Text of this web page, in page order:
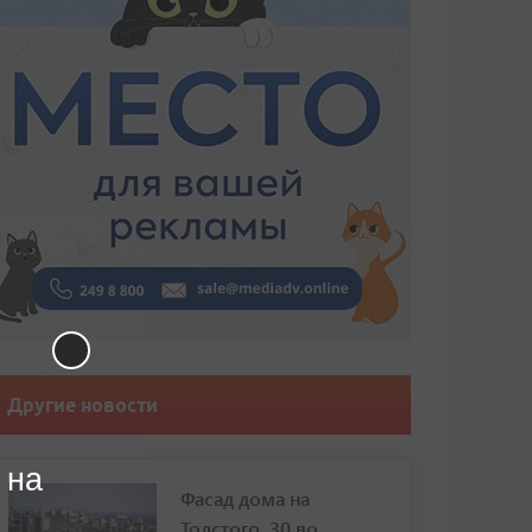
Другие новости
Фасад дома на